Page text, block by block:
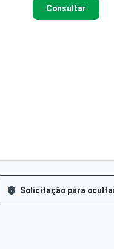
Consultar
Solicitação para